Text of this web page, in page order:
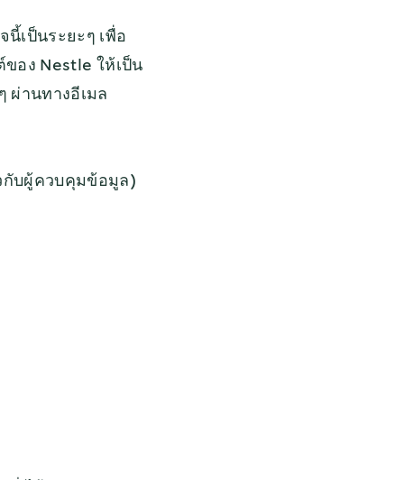
เป็นระยะๆ เพื่อ
อง Nestle ให้เป็น
ผ่านทางอีเมล
กับผู้ควบคุมข้อมูล)